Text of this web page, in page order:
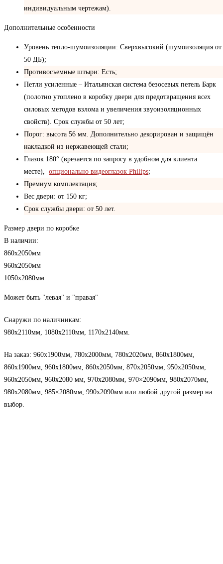
индивидуальным чертежам).
Дополнительные особенности
Уровень тепло-шумоизоляции: Сверхвысокий (шумоизоляция от
50 ДБ);
Противосъемные штыри: Есть;
Петли усиленные – Итальянская система безосевых петель Барк
(полотно утоплено в коробку двери для предотвращения всех
силовых методов взлома и увеличения звуоизоляционных
свойств). Срок службы от 50 лет;
Порог: высота 56 мм. Дополнительно декорирован и защищён
накладкой из нержавеющей стали;
Глазок 180° (врезается по запросу в удобном для клиента
месте), опционально видеоглазок Philips;
Премиум комплектация;
Вес двери: от 150 кг;
Срок службы двери: от 50 лет.
Размер двери по коробке
В наличии:
860х2050мм
960х2050мм
1050х2080мм
Может быть "левая" и "правая"
Снаружи по наличникам:
980х2110мм, 1080х2110мм, 1170х2140мм.
На заказ: 960х1900мм, 780х2000мм, 780х2020мм, 860х1800мм,
860х1900мм, 960х1800мм, 860х2050мм, 870х2050мм, 950х2050мм,
960х2050мм, 960х2080 мм, 970х2080мм, 970×2090мм, 980х2070мм,
980х2080мм, 985×2080мм, 990х2090мм или любой другой размер на
выбор.